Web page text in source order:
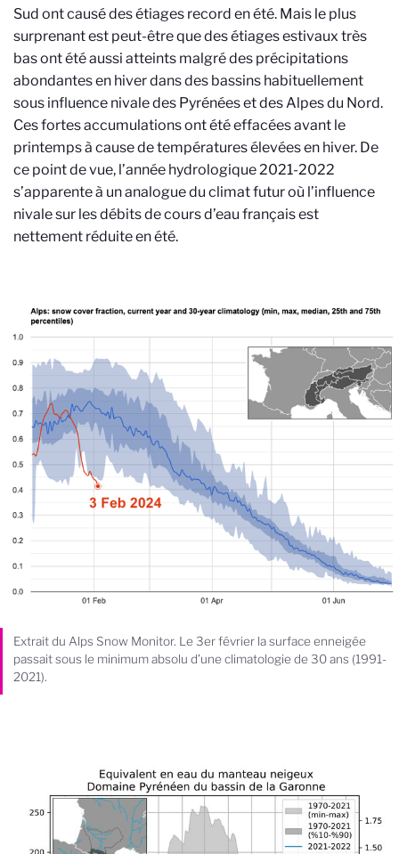
Sud ont causé des étiages record en été. Mais le plus
surprenant est peut-être que des étiages estivaux très
bas ont été aussi atteints malgré des précipitations
abondantes en hiver dans des bassins habituellement
sous influence nivale des Pyrénées et des Alpes du Nord.
Ces fortes accumulations ont été effacées avant le
printemps à cause de températures élevées en hiver. De
ce point de vue, l’année hydrologique 2021-2022
s’apparente à un analogue du climat futur où l’influence
nivale sur les débits de cours d’eau français est
nettement réduite en été.
Extrait du Alps Snow Monitor. Le 3er février la surface enneigée
passait sous le minimum absolu d’une climatologie de 30 ans (1991-
2021).